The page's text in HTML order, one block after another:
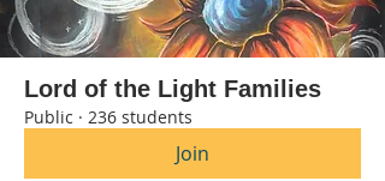
Lord of the Light Families
Public · 236 students
Join